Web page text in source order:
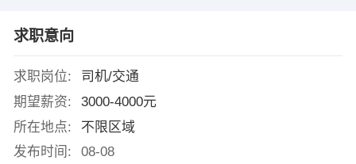
求职意向
求职岗位:
司机/交通
期望薪资:
3000-4000元
所在地点:
不限区域
发布时间:
08-08